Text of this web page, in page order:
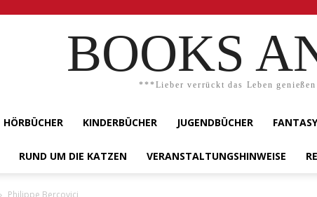
BOOKS
***Lieber verrückt das Leben
HÖRBÜCHER KINDERBÜCHER JUGENDBÜCHER FANTASY
RUND UM DIE KATZEN VERANSTALTUNGSHINWEISE
Philippe Bercovici